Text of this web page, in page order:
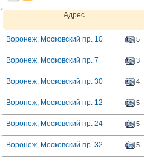
Адрес
Воронеж, Московский пр. 10 5
Воронеж, Московский пр. 7 3
Воронеж, Московский пр. 30 4
Воронеж, Московский пр. 12 5
Воронеж, Московский пр. 24 5
Воронеж, Московский пр. 32 5